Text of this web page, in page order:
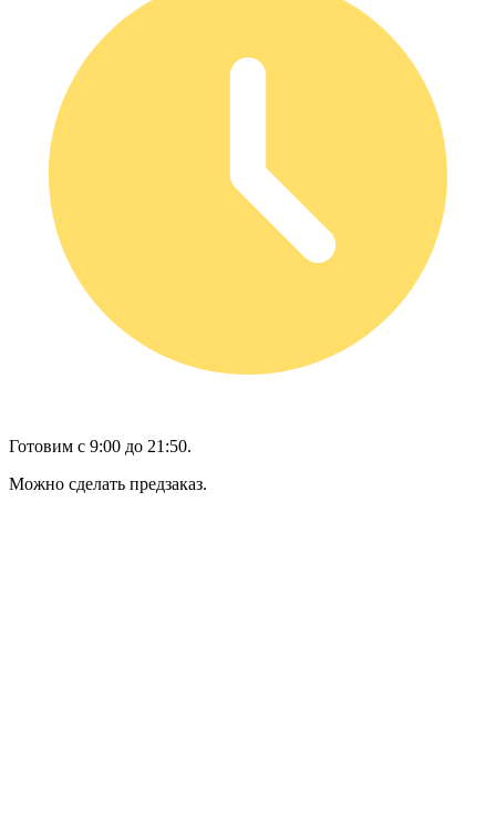
Готовим с 9:00 до 21:50.
Можно сделать предзаказ.